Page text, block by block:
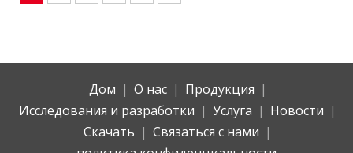
Дом | О нас | Продукция |
Исследования и разработки | Услуга | Новости |
Скачать | Связаться с нами |